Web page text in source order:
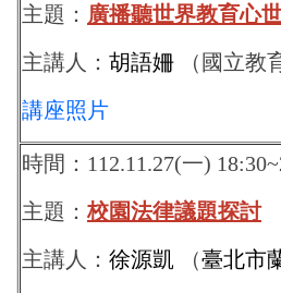
主題： 廣播聽世界教育心
主講人： 胡語姍 （國立教
講座照片
時間：112.11.27(一)
主題：校園法律議題探討
主講人： 徐源凱 （臺北市